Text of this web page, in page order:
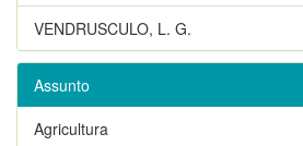
VENDRUSCULO, L. G.
Assunto
Agricultura